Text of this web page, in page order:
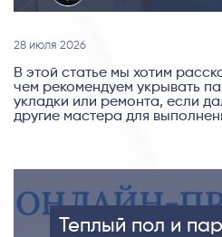
28 июля 2026
В этой статье мы хотим
чем рекомендуем укрывать
укладки или ремонта, если
другие мастера для
Теплый пол и